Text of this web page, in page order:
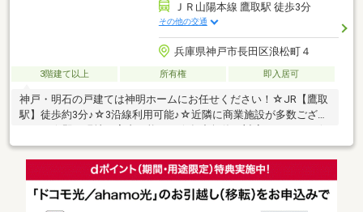
ＪＲ山陽本線 鷹取駅 徒歩3分
その他の交通
兵庫県神戸市長田区浪松町４
3階建て以上 所有権 即入居可
神戸・明石の戸建ては神明ホームにお任せください！☆JR【鷹取
駅】徒歩約3分♪☆3沿線利用可能♪☆近隣に商業施設が多数ござい
ローンに不安な方もお任せください☆自己資金ゼロ円プランもあ
ります